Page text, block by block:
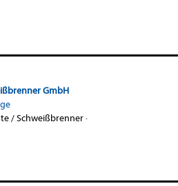
GmbH
/ Schweißbrenner·